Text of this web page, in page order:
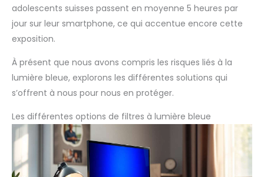
adolescents suisses passent en moyenne 5 heures par
jour sur leur smartphone, ce qui accentue encore cette
exposition.
À présent que nous avons compris les risques liés à la
lumière bleue, explorons les différentes solutions qui
s’offrent à nous pour nous en protéger.
Les différentes options de filtres à lumière bleue